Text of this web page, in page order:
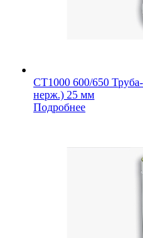
СТ1000 600/650
нерж.) 25 мм
Подробнее